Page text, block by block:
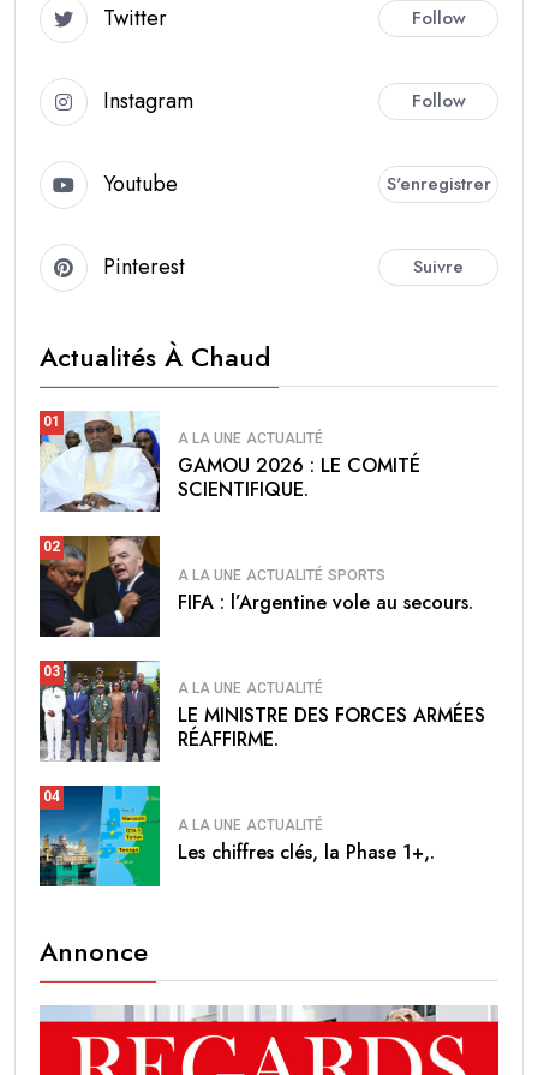
Twitter Follow
Instagram Follow
Youtube S'enregistrer
Pinterest Suivre
Actualités À Chaud
01
A LA UNE ACTUALITÉ
GAMOU 2026 : LE COMITÉ
SCIENTIFIQUE.
02
A LA UNE ACTUALITÉ SPORTS
FIFA : l’Argentine vole au secours.
03
A LA UNE ACTUALITÉ
LE MINISTRE DES FORCES ARMÉES
RÉAFFIRME.
04
A LA UNE ACTUALITÉ
Les chiffres clés, la Phase 1+,.
Annonce